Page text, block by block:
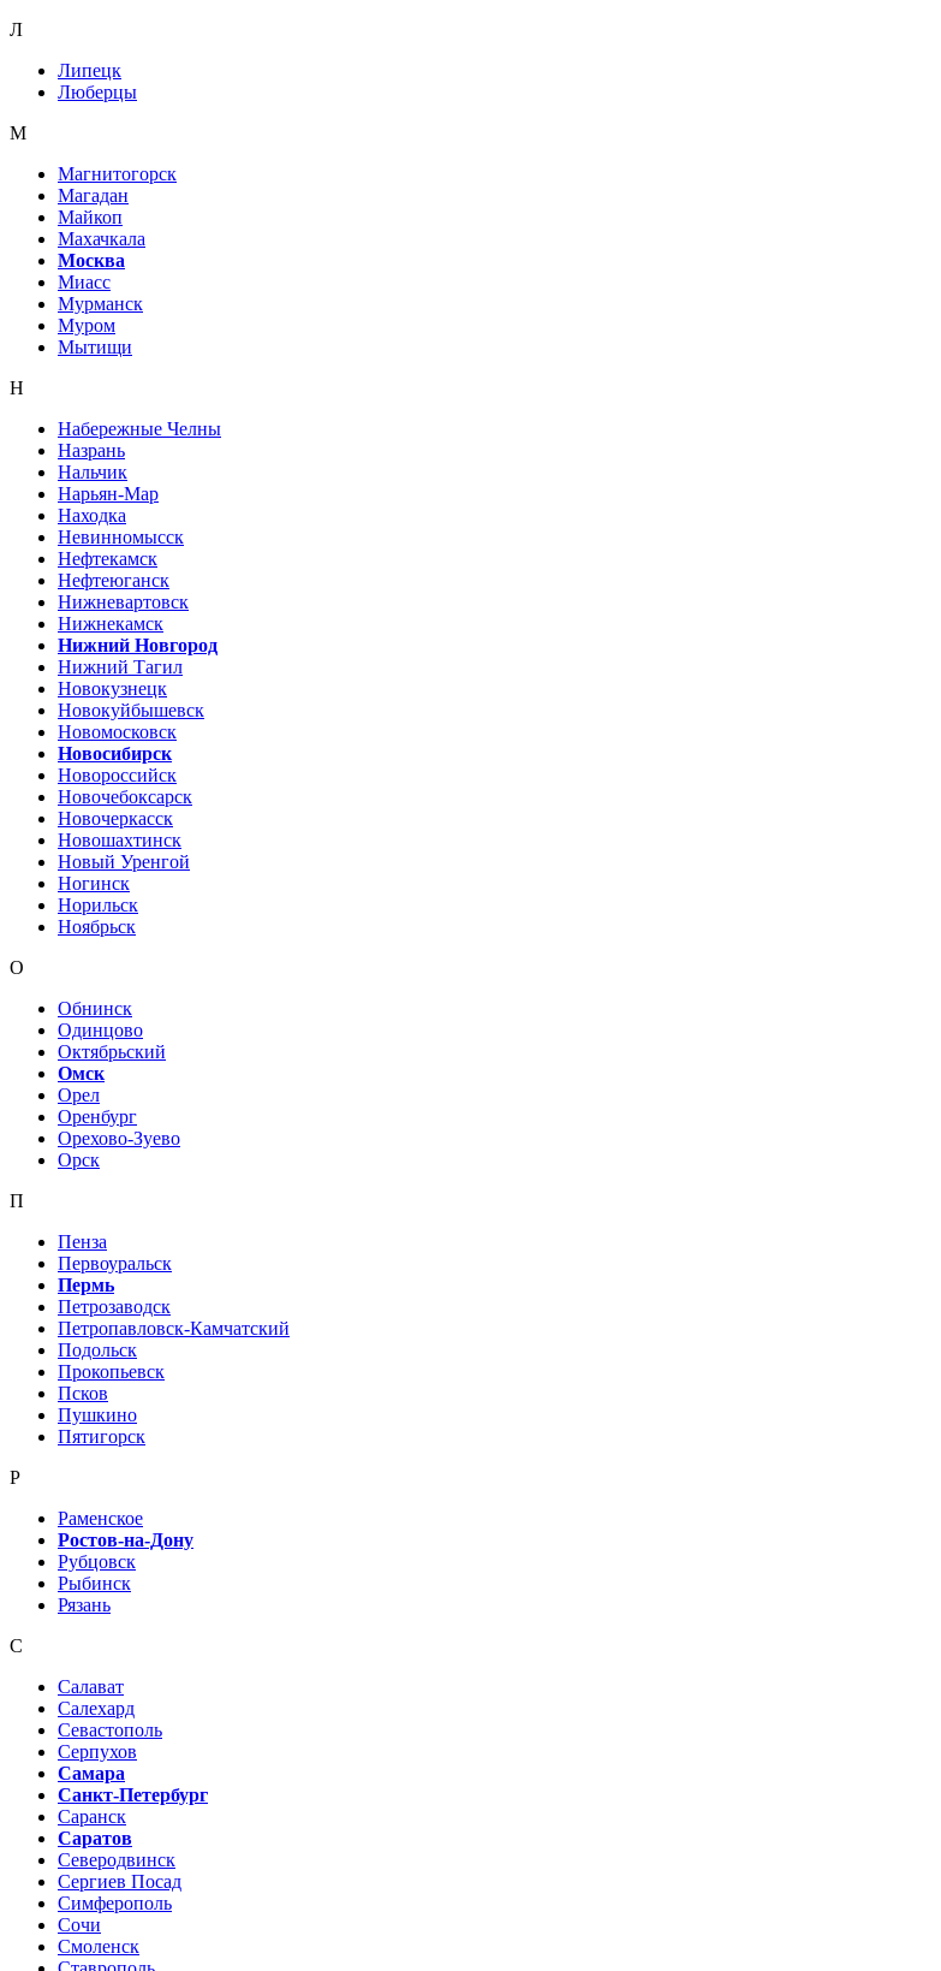
Л
Липецк
Люберцы
М
Магнитогорск
Магадан
Майкоп
Махачкала
Москва
Миасс
Мурманск
Муром
Мытищи
Н
Набережные Челны
Назрань
Нальчик
Нарьян-Мар
Находка
Невинномысск
Нефтекамск
Нефтеюганск
Нижневартовск
Нижнекамск
Нижний Новгород
Нижний Тагил
Новокузнецк
Новокуйбышевск
Новомосковск
Новосибирск
Новороссийск
Новочебоксарск
Новочеркасск
Новошахтинск
Новый Уренгой
Ногинск
Норильск
Ноябрьск
О
Обнинск
Одинцово
Октябрьский
Омск
Орел
Оренбург
Орехово-Зуево
Орск
П
Пенза
Первоуральск
Пермь
Петрозаводск
Петропавловск-Камчатский
Подольск
Прокопьевск
Псков
Пушкино
Пятигорск
Р
Раменское
Ростов-на-Дону
Рубцовск
Рыбинск
Рязань
С
Салават
Салехард
Севастополь
Серпухов
Самара
Санкт-Петербург
Саранск
Саратов
Северодвинск
Сергиев Посад
Симферополь
Сочи
Смоленск